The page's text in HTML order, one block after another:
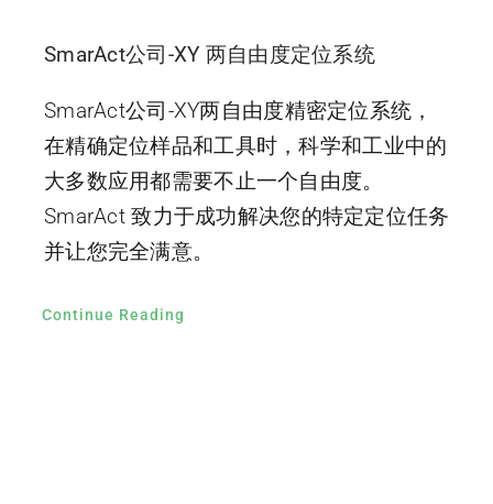
SmarAct公司-XY 两自由度定位系统
SmarAct公司-XY两自由度精密定位系统，
在精确定位样品和工具时，科学和工业中的
大多数应用都需要不止一个自由度。
SmarAct 致力于成功解决您的特定定位任务
并让您完全满意。
Continue Reading